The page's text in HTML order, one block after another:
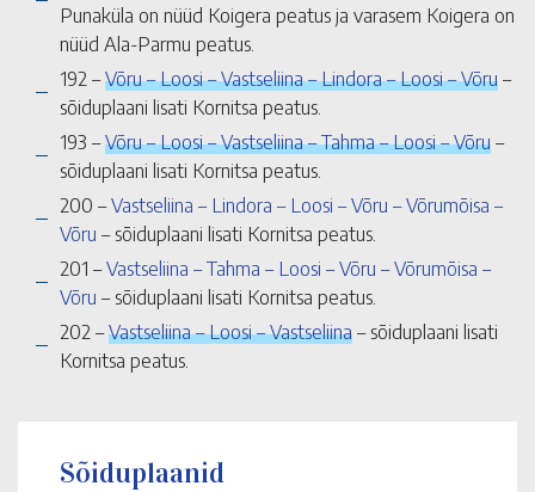
Punaküla on nüüd Koigera peatus ja varasem Koigera on
nüüd Ala-Parmu peatus.
192 –Võru – Loosi – Vastseliina – Lindora – Loosi – Võru–
sõiduplaani lisati Kornitsa peatus.
193 –Võru – Loosi – Vastseliina – Tahma – Loosi – Võru–
sõiduplaani lisati Kornitsa peatus.
200 –Vastseliina – Lindora – Loosi – Võru – Võrumõisa –
Võru – sõiduplaani lisati Kornitsa peatus.
201 –Vastseliina – Tahma – Loosi – Võru – Võrumõisa –
Võru – sõiduplaani lisati Kornitsa peatus.
202 –Vastseliina – Loosi – Vastseliina– sõiduplaani lisati
Kornitsa peatus.
Sõiduplaanid